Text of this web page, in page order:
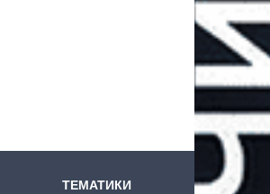
ТЕМАТИКИ